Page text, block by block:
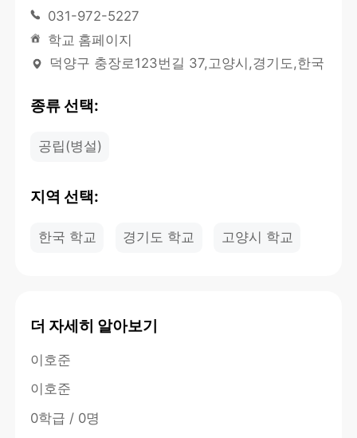
031-972-5227
학교 홈페이지
덕양구 충장로123번길 37,고양시,경기도,한국
종류 선택:
공립(병설)
지역 선택:
한국 학교 경기도 학교 고양시 학교
더 자세히 알아보기
이호준
이호준
0학급 / 0명